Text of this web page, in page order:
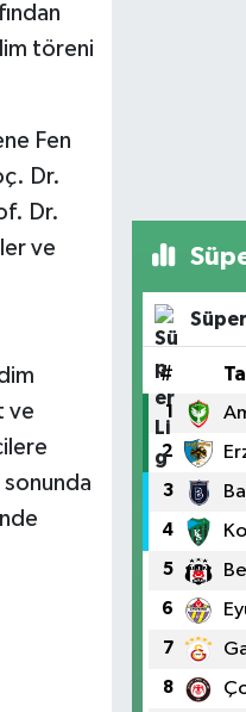
töreni
Fen
Dr.
Dr.
ve
ve
sonunda
#
1
2
3
4
5
6
7
8